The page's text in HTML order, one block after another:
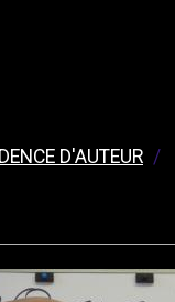
D'AUTEUR